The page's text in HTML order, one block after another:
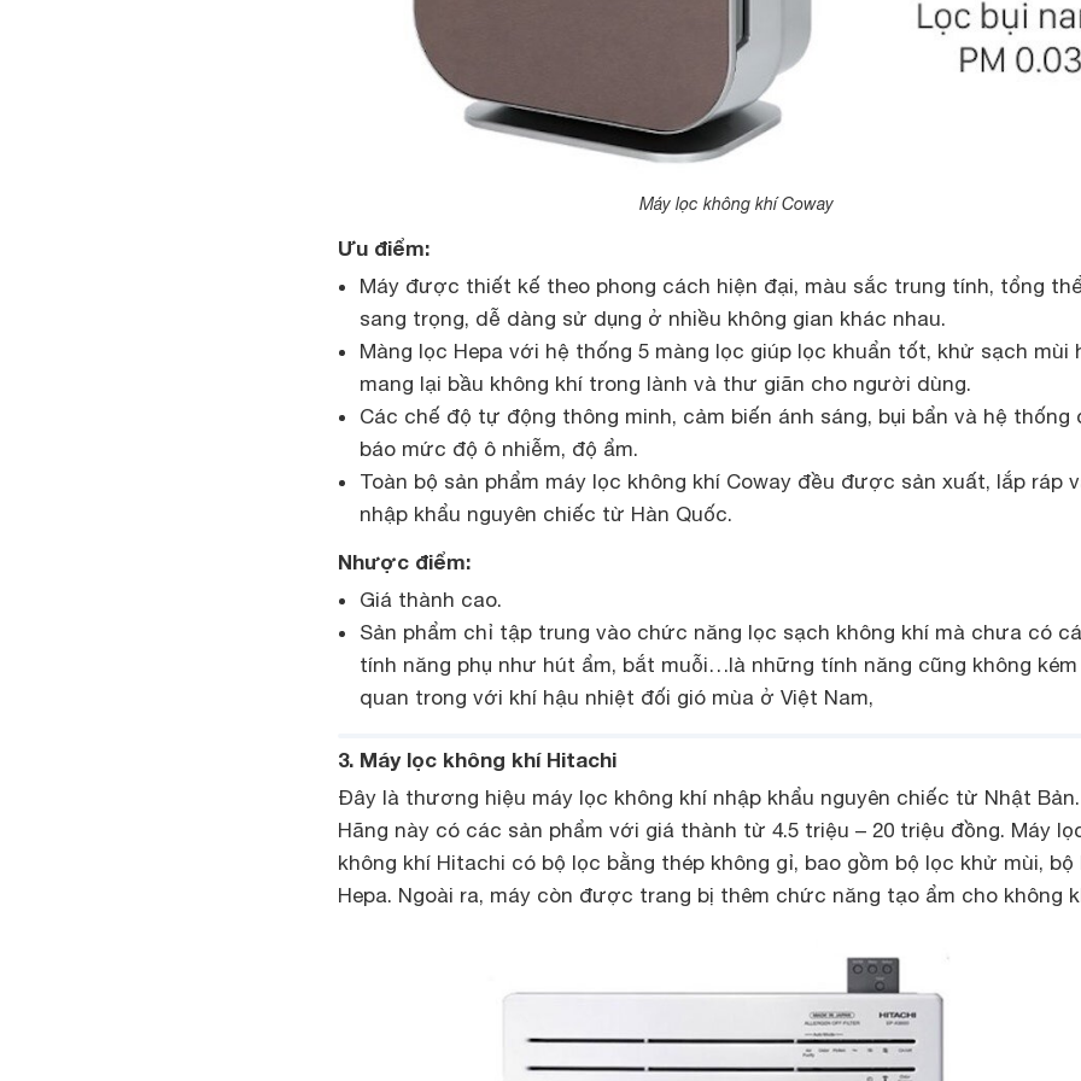
Máy lọc không khí Coway
Ưu điểm:
Máy được thiết kế theo phong cách hiện đại, màu sắc trung tính, tổng thể
sang trọng, dễ dàng sử dụng ở nhiều không gian khác nhau.
Màng lọc Hepa với hệ thống 5 màng lọc giúp lọc khuẩn tốt, khử sạch mùi
mang lại bầu không khí trong lành và thư giãn cho người dùng.
Các chế độ tự động thông minh, cảm biến ánh sáng, bụi bẩn và hệ thống
báo mức độ ô nhiễm, độ ẩm.
Toàn bộ sản phẩm máy lọc không khí Coway đều được sản xuất, lắp ráp
nhập khẩu nguyên chiếc từ Hàn Quốc.
Nhược điểm:
Giá thành cao.
Sản phẩm chỉ tập trung vào chức năng lọc sạch không khí mà chưa có
tính năng phụ như hút ẩm, bắt muỗi…là những tính năng cũng không kém
quan trong với khí hậu nhiệt đối gió mùa ở Việt Nam,
3. Máy lọc không khí Hitachi
Đây là thương hiệu máy lọc không khí nhập khẩu nguyên chiếc từ Nhật Bản.
Hãng này có các sản phẩm với giá thành từ 4.5 triệu – 20 triệu đồng. Máy
không khí Hitachi có bộ lọc bằng thép không gỉ, bao gồm bộ lọc khử mùi, bộ
Hepa. Ngoài ra, máy còn được trang bị thêm chức năng tạo ẩm cho không